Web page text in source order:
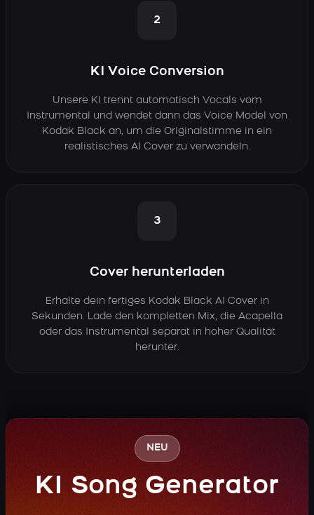
2
KI Voice Conversion
Unsere KI trennt automatisch Vocals vom
Instrumental und wendet dann das Voice Model von
Kodak Black an, um die Originalstimme in ein
realistisches AI Cover zu verwandeln.
3
Cover herunterladen
Erhalte dein fertiges Kodak Black AI Cover in
Sekunden. Lade den kompletten Mix, die Acapella
oder das Instrumental separat in hoher Qualität
herunter.
NEU
KI Song Generator